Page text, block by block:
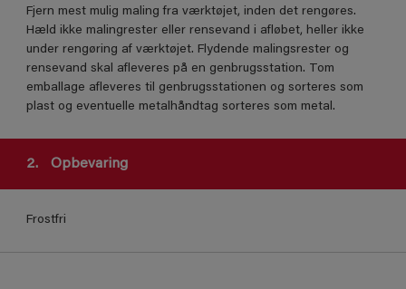
Fjern mest mulig maling fra værktøjet, inden det rengøres.
Hæld ikke malingrester eller rensevand i afløbet, heller ikke
under rengøring af værktøjet. Flydende malingsrester og
rensevand skal afleveres på en genbrugsstation. Tom
emballage afleveres til genbrugsstationen og sorteres som
plast og eventuelle metalhåndtag sorteres som metal.
2. Opbevaring
Frostfri